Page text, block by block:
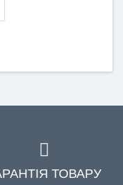
ТОВАРУ